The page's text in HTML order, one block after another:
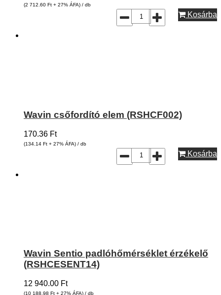
(2 712.60 Ft + 27% ÁFA) / db
Kosárba
Wavin csőfordító elem (RSHCF002)
170.36 Ft
(134.14 Ft + 27% ÁFA) / db
Kosárba
Wavin Sentio padlóhőmérséklet érzékelő
(RSHCESENT14)
12 940.00 Ft
(10 188.98 Ft + 27% ÁFA) / db